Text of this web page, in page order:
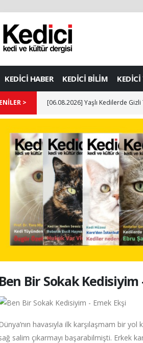
KEDİCİ HABER KEDİCİ BİLİM
> [06.08.2026] Yaşlı Kedilerde
Ben Bir Sokak Kedisiyim
havasıyla ilk karşılaşmam bir
salim çıkarmayı başarabilmişti. Erkek